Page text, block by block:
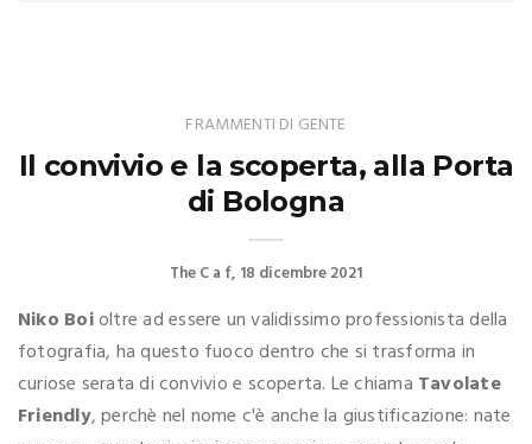
FRAMMENTI DI GENTE
Il convivio e la scoperta, alla Porta
di Bologna
The C a f 18 dicembre 2021
Niko Boioltre ad essere un validissimo professionista della
fotografia, ha questo fuoco dentro che si trasforma in
curiose serata di convivio e scoperta. Le chiama Tavolate
Friendly, perchè nel nome c'è anche la giustificazione: nate